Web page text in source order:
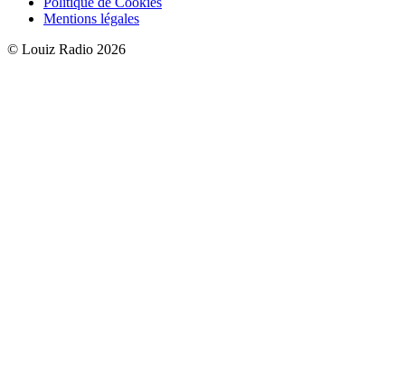
Mentions légales
© Louiz Radio 2026